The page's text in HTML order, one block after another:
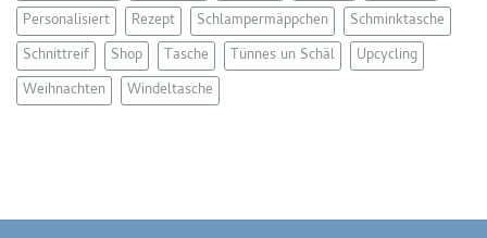
Personalisiert
Rezept Schlampermäppchen
Schminktasche
Schnittreif
Shop Tasche Tünnes un Schäl
Upcycling
Weihnachten
Windeltasche